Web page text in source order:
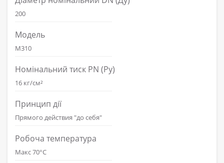
200
Модель
M310
Номінальний тиск PN (Ру)
16 кг/см²
Принцип дії
Прямого действия "до себя"
Робоча температура
Макс 70°С